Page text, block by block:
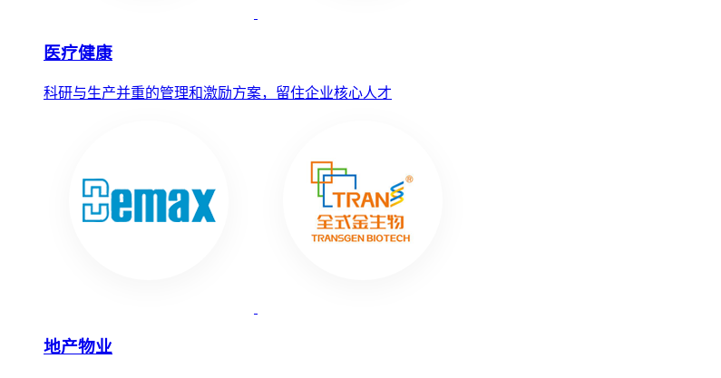
医疗健康
科研与生产并重的管理和激励方案，留住企业核心人才
地产物业